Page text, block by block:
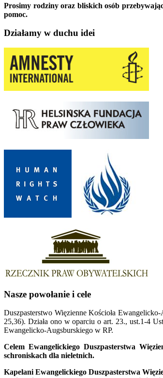
Prosimy rodziny oraz bliskich osób
pomoc.
Działamy w duchu idei
Nasze powołanie i cele
Duszpasterstwo Więzienne Kościoła
25,36). Działa ono w oparciu o art. 23., ust.1-4
Ewangelicko-Augsburskiego w RP.
Celem Ewangelickiego Duszpasterstwa
schroniskach dla nieletnich.
Kapelani Ewangelickiego Duszpasterstwa